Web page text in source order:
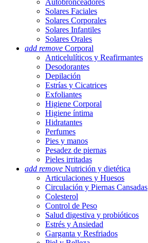
Autobronceadores
Solares Faciales
Solares Corporales
Solares Infantiles
Solares Orales
add remove Corporal
Anticelulíticos y Reafirmantes
Desodorantes
Depilación
Estrías y Cicatrices
Exfoliantes
Higiene Corporal
Higiene íntima
Hidratantes
Perfumes
Pies y manos
Pesadez de piernas
Pieles irritadas
add remove Nutrición y dietética
Articulaciones y Huesos
Circulación y Piernas Cansadas
Colesterol
Control de Peso
Salud digestiva y probióticos
Estrés y Ansiedad
Garganta y Resfriados